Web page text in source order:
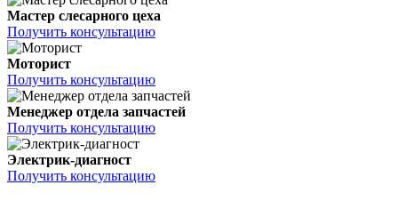
Мастер слесарного цеха
Получить консультацию
Моторист
Получить консультацию
Менеджер отдела запчастей
Получить консультацию
Электрик-диагност
Получить консультацию